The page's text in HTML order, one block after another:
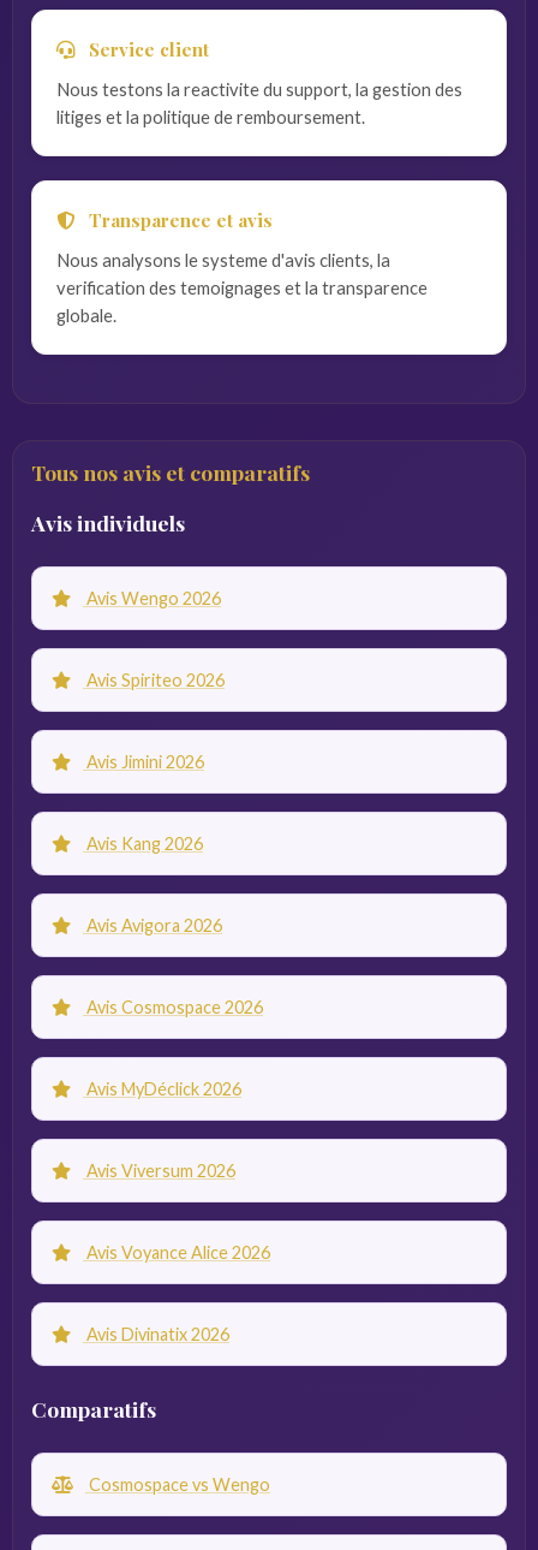
Service client
Nous testons la reactivite du support, la gestion des
litiges et la politique de remboursement.
Transparence et avis
Nous analysons le systeme d'avis clients, la
verification des temoignages et la transparence
globale.
Tous nos avis et comparatifs
Avis individuels
Avis Wengo 2026
Avis Spiriteo 2026
Avis Jimini 2026
Avis Kang 2026
Avis Avigora 2026
Avis Cosmospace 2026
Avis MyDéclick 2026
Avis Viversum 2026
Avis Voyance Alice 2026
Avis Divinatix 2026
Comparatifs
Cosmospace vs Wengo